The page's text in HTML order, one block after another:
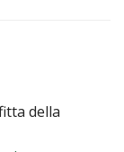
della